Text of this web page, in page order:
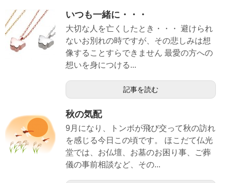
いつも一緒に・・・
大切な人を亡くしたとき・・・ 避けられ
ないお別れの時ですが、その悲しみは想
像することすらできません 最愛の方への
想いを身につける...
記事を読む
秋の気配
9月になり、トンボが飛び交って秋の訪れ
を感じる今日この頃です。 ほこだて仏光
堂では、お仏壇、お墓のお困り事、ご葬
儀の事前相談など、その...